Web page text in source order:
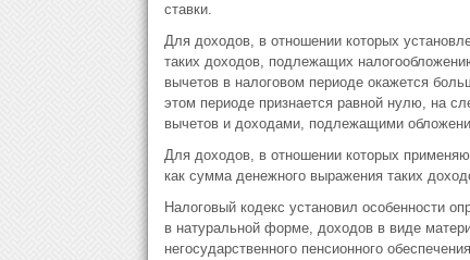
ставки.
Для доходов, в отношении которых
таких доходов, подлежащих
вычетов в налоговом периоде окажется
этом периоде признается равной нулю, на
вычетов и доходами, подлежащими
Для доходов, в отношении которых
как сумма денежного выражения таких
Налоговый кодекс установил особенности
в натуральной форме, доходов в виде
негосударственного пенсионного